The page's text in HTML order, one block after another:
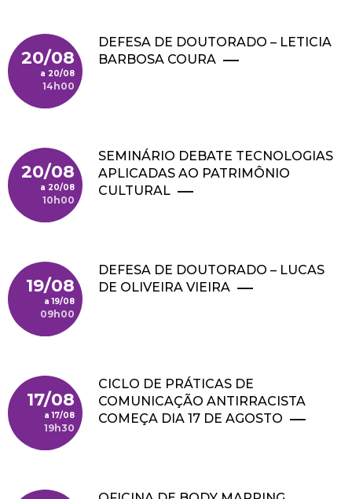
20/08
20/08
14h00
DEFESA DE DOUTORADO – LETICIA
BARBOSA COURA
20/08
20/08
10h00
SEMINÁRIO DEBATE TECNOLOGIAS
APLICADAS AO PATRIMÔNIO
CULTURAL
19/08
19/08
09h00
DEFESA DE DOUTORADO – LUCAS
DE OLIVEIRA VIEIRA
17/08
17/08
19h30
CICLO DE PRÁTICAS DE
COMUNICAÇÃO ANTIRRACISTA
COMEÇA DIA 17 DE AGOSTO